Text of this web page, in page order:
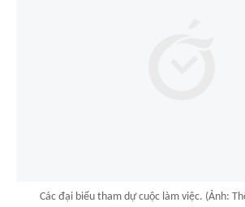
Các đại biểu tham dự cuộc làm việc. (Ảnh: